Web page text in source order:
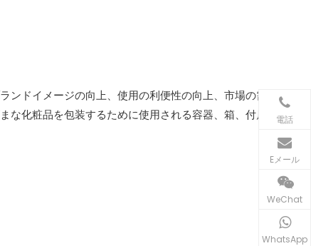
ンドイメージの向上、使用の利便性の向上、市場の需
な化粧品を包装するために使用される容器、箱、付属
電話
Eメール
WeChat
WhatsApp